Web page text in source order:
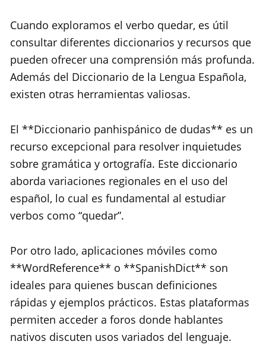
Cuando exploramos el verbo quedar, es útil
consultar diferentes diccionarios y recursos que
pueden ofrecer una comprensión más profunda.
Además del Diccionario de la Lengua Española,
existen otras herramientas valiosas.
El **Diccionario panhispánico de dudas** es un
recurso excepcional para resolver inquietudes
sobre gramática y ortografía. Este diccionario
aborda variaciones regionales en el uso del
español, lo cual es fundamental al estudiar
verbos como “quedar”.
Por otro lado, aplicaciones móviles como
**WordReference** o **SpanishDict** son
ideales para quienes buscan definiciones
rápidas y ejemplos prácticos. Estas plataformas
permiten acceder a foros donde hablantes
nativos discuten usos variados del lenguaje.